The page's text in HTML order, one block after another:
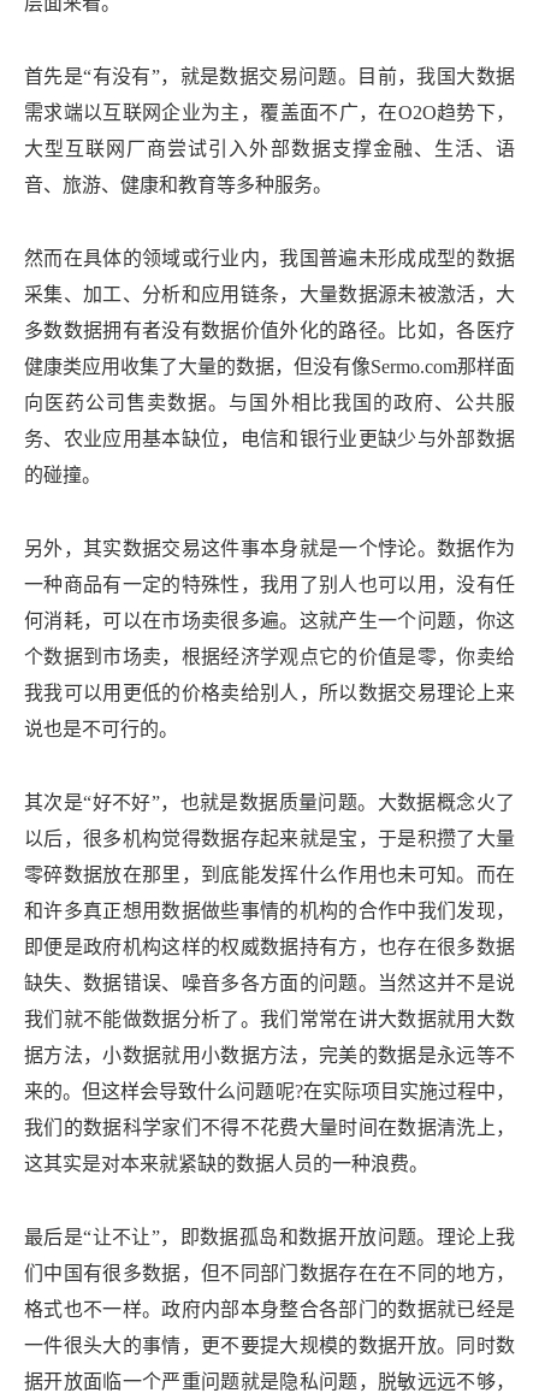
首先是“有没有”，就是数据交易问题。目前，我国大数据
需求端以互联网企业为主，覆盖面不广，在O2O趋势下，
大型互联网厂商尝试引入外部数据支撑金融、生活、语
音、旅游、健康和教育等多种服务。
然而在具体的领域或行业内，我国普遍未形成成型的数据
采集、加工、分析和应用链条，大量数据源未被激活，大
多数数据拥有者没有数据价值外化的路径。比如，各医疗
健康类应用收集了大量的数据，但没有像Sermo.com那样面
向医药公司售卖数据。与国外相比我国的政府、公共服
务、农业应用基本缺位，电信和银行业更缺少与外部数据
的碰撞。
另外，其实数据交易这件事本身就是一个悖论。数据作为
一种商品有一定的特殊性，我用了别人也可以用，没有任
何消耗，可以在市场卖很多遍。这就产生一个问题，你这
个数据到市场卖，根据经济学观点它的价值是零，你卖给
我我可以用更低的价格卖给别人，所以数据交易理论上来
说也是不可行的。
其次是“好不好”，也就是数据质量问题。大数据概念火了
以后，很多机构觉得数据存起来就是宝，于是积攒了大量
零碎数据放在那里，到底能发挥什么作用也未可知。而在
和许多真正想用数据做些事情的机构的合作中我们发现，
即便是政府机构这样的权威数据持有方，也存在很多数据
缺失、数据错误、噪音多各方面的问题。当然这并不是说
我们就不能做数据分析了。我们常常在讲大数据就用大数
据方法，小数据就用小数据方法，完美的数据是永远等不
来的。但这样会导致什么问题呢?在实际项目实施过程中，
我们的数据科学家们不得不花费大量时间在数据清洗上，
这其实是对本来就紧缺的数据人员的一种浪费。
最后是“让不让”，即数据孤岛和数据开放问题。理论上我
们中国有很多数据，但不同部门数据存在在不同的地方，
格式也不一样。政府内部本身整合各部门的数据就已经是
一件很头大的事情，更不要提大规模的数据开放。同时数
据开放面临一个严重问题就是隐私问题，脱敏远远不够，